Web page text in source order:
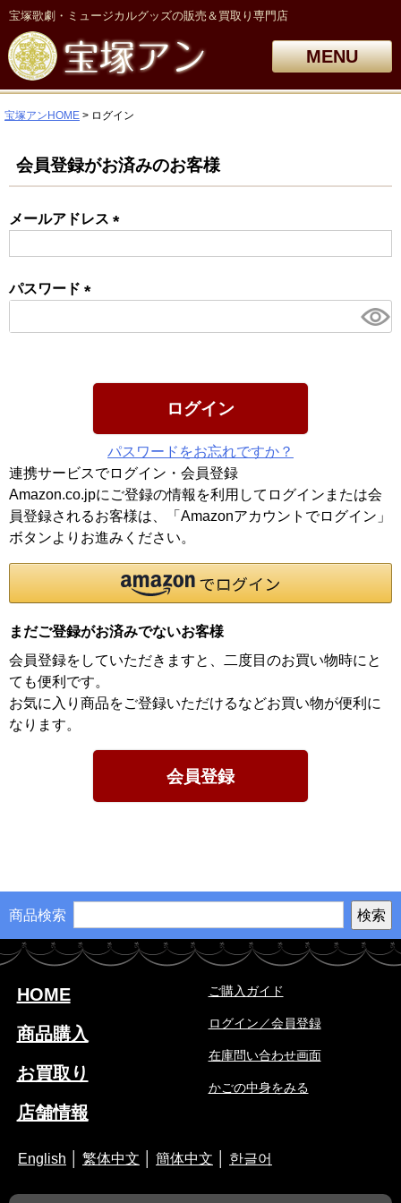
宝塚歌劇・ミュージカルグッズの販売＆買取り専門店
MENU
宝塚アンHOME ログイン
会員登録がお済みのお客様
メールアドレス
パスワード
須)
ログイン
パスワードをお忘れですか？
連携サービスでログイン・会員登録
Amazon.co.jpにご登録の情報を利用してログインまたは会
員登録されるお客様は、「Amazonアカウントでログイン」
ボタンよりお進みください。
まだご登録がお済みでないお客様
会員登録をしていただきますと、二度目のお買い物時にと
ても便利です。
お気に入り商品をご登録いただけるなどお買い物が便利に
なります。
会員登録
商品検索
HOME
商品購入
お買取り
店舗情報
ご購入ガイド
ログイン／会員登録
在庫問い合わせ画面
かごの中身をみる
English 繁体中文 簡体中文 한글어